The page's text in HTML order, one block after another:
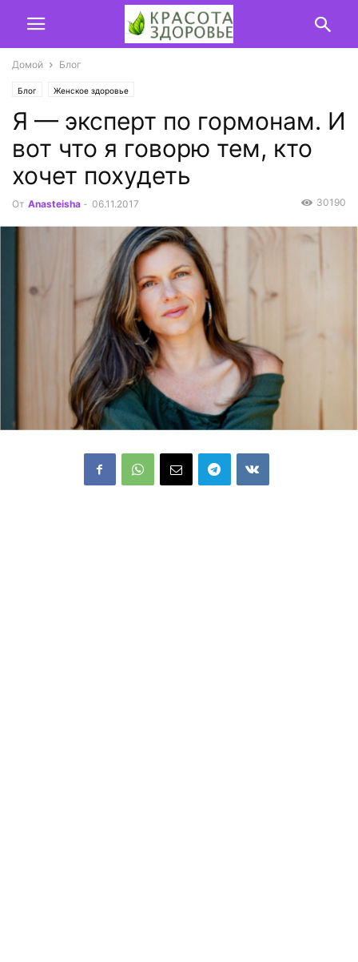
Домой Блог
Блог Женское здоровье
Я — эксперт по гормонам. И
вот что я говорю тем, кто
хочет похудеть
От Anasteisha - 06.11.2017 30190